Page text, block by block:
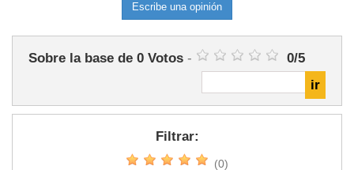
Escribe una opinión
Sobre la base de 0 Votos - 0/5
Filtrar:
(0)